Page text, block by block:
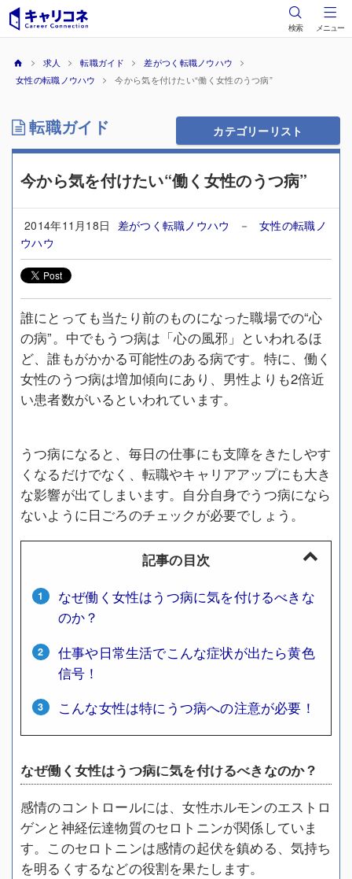
検索 メニュー
求人 転職ガイド
差がつく転職ノウハウ
女性の転職ノウハウ
今から気を付けたい“働く女性のうつ病”
転職ガイド カテゴリーリスト
今から気を付けたい“働く女性のうつ病”
2014年11月18日 差がつく転職ノウハウ －女性の転職ノ
ウハウ
誰にとっても当たり前のものになった職場での“心
の病”。中でもうつ病は「心の風邪」といわれるほ
ど、誰もがかかる可能性のある病です。特に、働く
女性のうつ病は増加傾向にあり、男性よりも2倍近
い患者数がいるといわれています。
うつ病になると、毎日の仕事にも支障をきたしやす
くなるだけでなく、転職やキャリアアップにも大き
な影響が出てしまいます。自分自身でうつ病になら
ないように日ごろのチェックが必要でしょう。
記事の目次
なぜ働く女性はうつ病に気を付けるべきな
のか？
仕事や日常生活でこんな症状が出たら黄色
信号！
こんな女性は特にうつ病への注意が必要！
なぜ働く女性はうつ病に気を付けるべきなのか？
感情のコントロールには、女性ホルモンのエストロ
ゲンと神経伝達物質のセロトニンが関係していま
す。このセロトニンは感情の起伏を鎮める、気持ち
を明るくするなどの役割を果たします。